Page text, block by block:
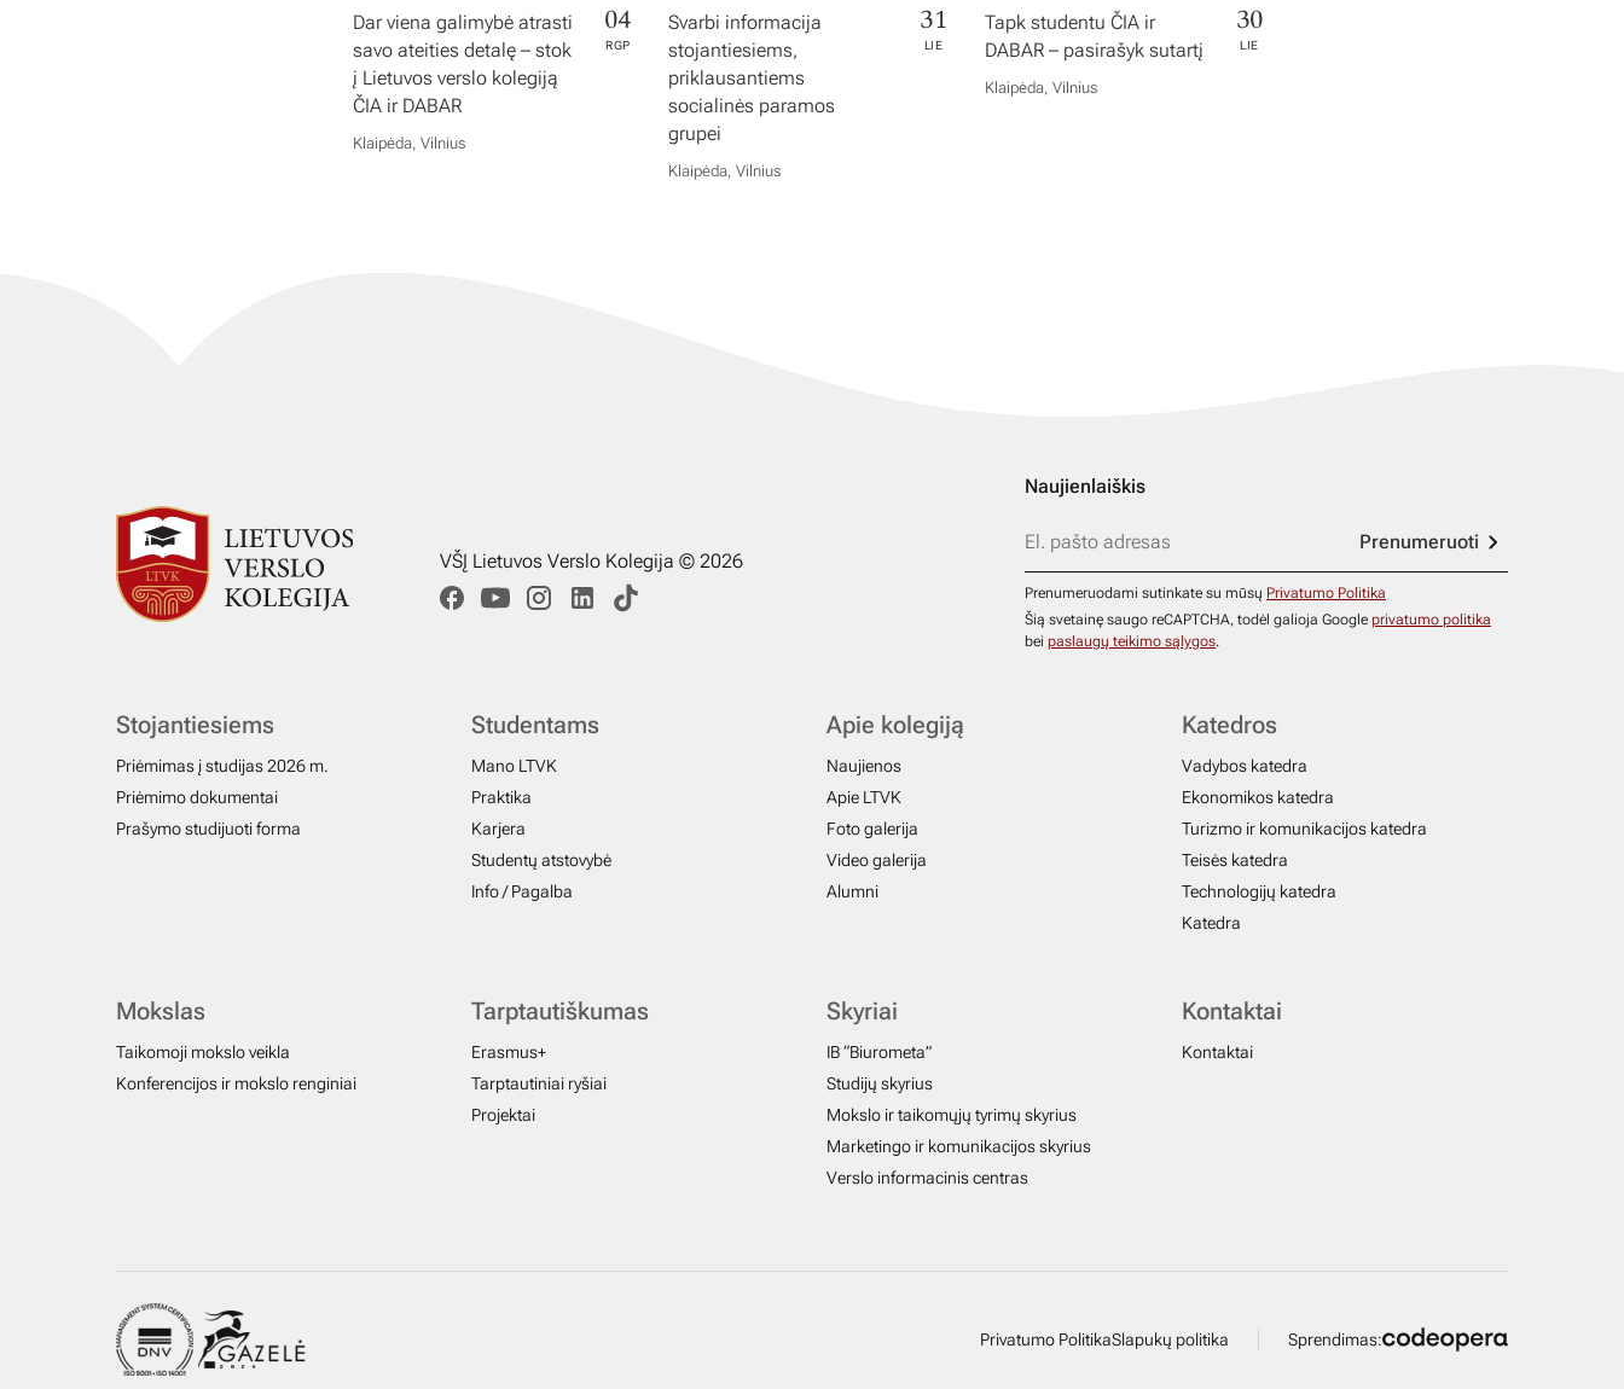
Dar viena galimybė atrasti
savo ateities detalę – stok
į Lietuvos verslo kolegiją
ČIA ir DABAR
04
RGP
Klaipėda, Vilnius
Svarbi informacija
stojantiesiems,
priklausantiems
socialinės paramos
grupei
31
LIE
Klaipėda, Vilnius
Tapk studentu ČIA ir
DABAR – pasirašyk sutartį
30
LIE
Klaipėda, Vilnius
VŠĮ Lietuvos Verslo Kolegija © 2026
Naujienlaiškis
Prenumeruoti
Prenumeruodami sutinkate su mūsų Privatumo Politika
Šią svetainę saugo reCAPTCHA, todėl galioja Google privatumo politika
bei paslaugų teikimo sąlygos.
Stojantiesiems
Priėmimas į studijas 2026 m.
Priėmimo dokumentai
Prašymo studijuoti forma
Studentams
Mano LTVK
Praktika
Karjera
Studentų atstovybė
Info / Pagalba
Apie kolegiją
Naujienos
Apie LTVK
Foto galerija
Video galerija
Alumni
Katedros
Vadybos katedra
Ekonomikos katedra
Turizmo ir komunikacijos katedra
Teisės katedra
Technologijų katedra
Katedra
Mokslas
Taikomoji mokslo veikla
Konferencijos ir mokslo renginiai
Tarptautiškumas
Erasmus+
Tarptautiniai ryšiai
Projektai
Skyriai
IB “Biurometa”
Studijų skyrius
Mokslo ir taikomųjų tyrimų skyrius
Marketingo ir komunikacijos skyrius
Verslo informacinis centras
Kontaktai
Kontaktai
Privatumo PolitikaSlapukų politika Sprendimas: